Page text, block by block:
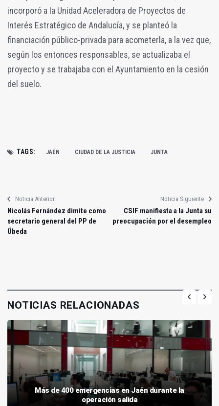
incorporó a la Unidad Aceleradora de Proyectos de
Interés Estratégico de Andalucía, y se planteó la
financiación público-privada para acometerla, a la vez que,
según los entonces responsables, se actualizaba el
proyecto y se trabajaba con el Ayuntamiento en la cesión
del suelo.
TAGS: JAÉN CIUDAD DE LA JUSTICIA JUNTA
Noticia Anterior
Nicolás Fernández dimite como
secretario general del PP de
Úbeda
Noticia Siguiente
CSIF manifiesta a la Junta su
preocupación por el desempleo
NOTICIAS RELACIONADAS
Más de 400 emergencias en Jaén durante la
operación salida